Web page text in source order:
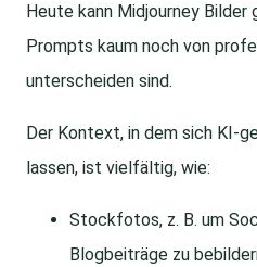
Heute kann Midjourney
Prompts kaum noch von
unterscheiden sind.
Der Kontext, in dem sich KI-
lassen, ist vielfältig, wie:
Stockfotos, z. B. um
Blogbeiträge zu